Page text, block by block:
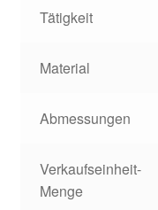
Tätigkeit
Material
Abmessungen
Verkaufseinheit-
Menge